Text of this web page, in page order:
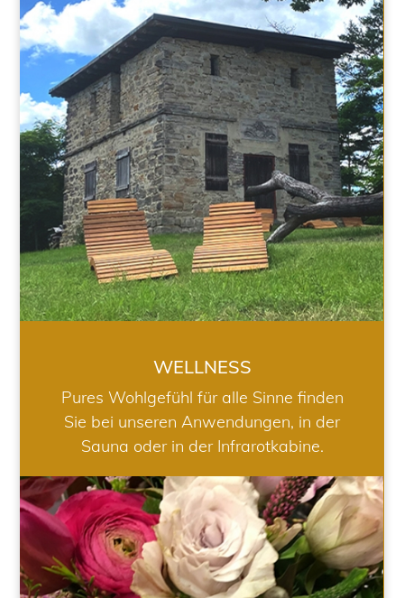
WELLNESS
WELLNESS
Pures Wohlgefühl für alle Sinne finden
Sie bei unseren Anwendungen, in der
Sauna oder in der Infrarotkabine.